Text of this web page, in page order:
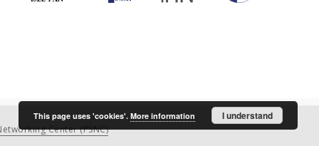
Center (PSNC)
This page uses 'cookies'. More information I understand